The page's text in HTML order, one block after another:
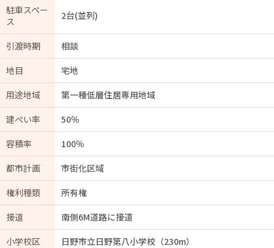
駐車スペー
ス
2台(並列)
引渡時期
相談
地目
宅地
用途地域
第一種低層住居専用地域
建ぺい率
50％
容積率
100％
都市計画
市街化区域
権利種類
所有権
接道
南側6M道路に接道
小学校区
日野市立日野第八小学校（230m）